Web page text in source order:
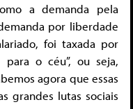
a demanda pela
por liberdade
foi taxada por
para o céu”, ou seja,
agora que essas
grandes lutas sociais